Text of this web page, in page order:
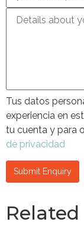
Tus datos
experiencia en
tu cuenta y para
de privacidad